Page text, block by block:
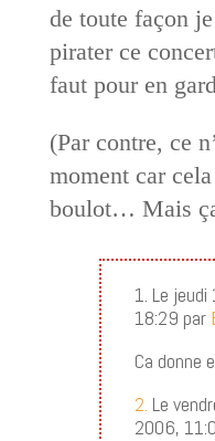
de toute façon
pirater ce
faut pour en
(Par contre, ce
moment car
boulot… Mais
1. Le
18:29 par
Ca donne
2. Le
2006,